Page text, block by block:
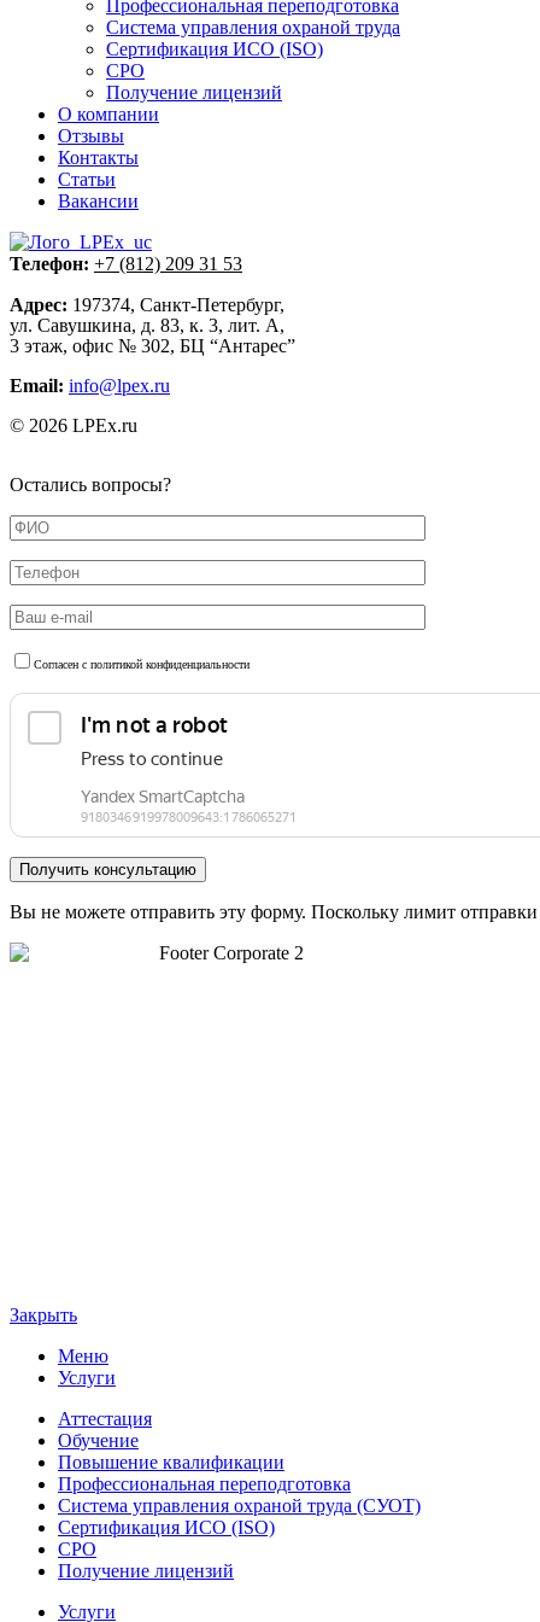
Профессиональная переподготовка
Система управления охраной труда
Сертификация ИСО (ISO)
СРО
Получение лицензий
О компании
Отзывы
Контакты
Статьи
Вакансии
Телефон: +7 (812) 209 31 53
Адрес: 197374, Санкт-Петербург,
ул. Савушкина, д. 83, к. 3, лит. А,
3 этаж, офис № 302, БЦ “Антарес”
Email: info@lpex.ru
© 2026 LPEx.ru
Остались вопросы?
Согласен с политикой конфиденциальности
Вы не можете отправить эту форму. Поскольку лимит
Закрыть
Меню
Услуги
Аттестация
Обучение
Повышение квалификации
Профессиональная переподготовка
Система управления охраной труда (СУОТ)
Сертификация ИСО (ISO)
СРО
Получение лицензий
Услуги